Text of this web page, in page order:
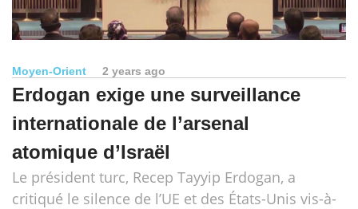
Moyen-Orient 2 years ago
Erdogan exige une surveillance
internationale de l’arsenal
atomique d’Israël
Le président turc, Recep Tayyip Erdogan, a
critiqué le silence de l’UE et des États-Unis vis-à-